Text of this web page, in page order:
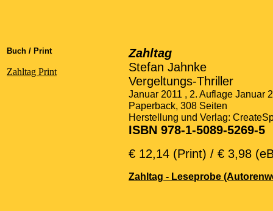
Buch / Print
Zahltag Print
Zahltag
Stefan Jahnke
Vergeltungs-Thriller
Januar 2011 , 2. Auflage Januar
Paperback, 308 Seiten
Herstellung und Verlag:
ISBN 978-1-5089-5269-5
€ 12,14 (Print) / € 3,98
Zahltag - Leseprobe